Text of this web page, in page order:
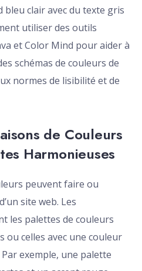
bleu clair avec du texte gris
utiliser des outils
et Color Mind pour aider à
schémas de couleurs de
normes de lisibilité et de
de Couleurs
Harmonieuses
peuvent faire ou
site web. Les
les palettes de couleurs
ou celles avec une couleur
exemple, une palette